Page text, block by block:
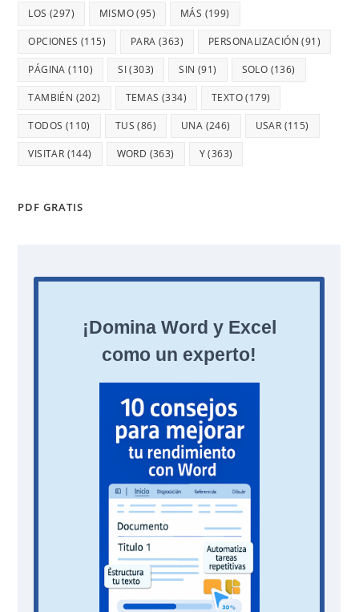
LOS (297) MISMO(95) MÁS (199)
OPCIONES (115) PARA (363) PERSONALIZACIÓN (91)
PÁGINA (110) SI(303) SIN (91) SOLO (136)
TAMBIÉN (202) TEMAS (334) TEXTO(179)
TODOS (110) TUS (86) UNA (246) USAR (115)
VISITAR (144) WORD (363) Y(363)
PDF GRATIS